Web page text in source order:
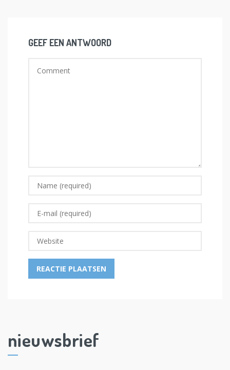
GEEF EEN ANTWOORD
nieuwsbrief